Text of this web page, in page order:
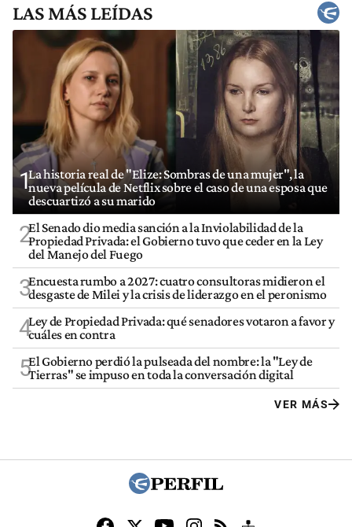
LAS MÁS LEÍDAS
1La historia real de "Elize: Sombras de una mujer", la
nueva película de Netflix sobre el caso de una esposa que
descuartizó a su marido
2El Senado dio media sanción a la Inviolabilidad de la
Propiedad Privada: el Gobierno tuvo que ceder en la Ley
del Manejo del Fuego
3Encuesta rumbo a 2027: cuatro consultoras midieron el
desgaste de Milei y la crisis de liderazgo en el peronismo
4Ley de Propiedad Privada: qué senadores votaron a favor y
cuáles en contra
5El Gobierno perdió la pulseada del nombre: la "Ley de
Tierras" se impuso en toda la conversación digital
VER MÁS